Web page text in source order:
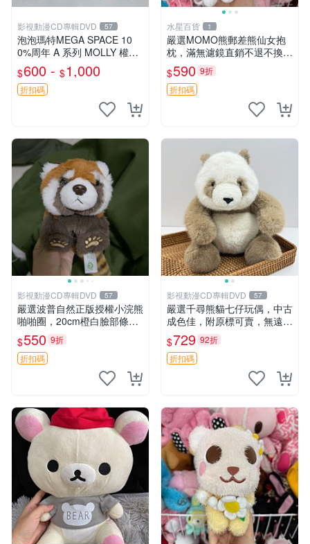
影視動漫CD專輯DVD 57
泡泡瑪特MEGA SPACE 10
0%周年 A 系列 MOLLY 權威
隱藏款 嚴選薄荷巧克力色 80
年代風味 權威推薦 合適收藏
$600 - $1,000
折扣碼
水星百貨 1
嚴選MOMO熊郵差熊仙女抱
枕，滿無濾鏡直銷不退不換
經典造型可愛必備 紅薯啵啵
間抱枕 抱枕 時尚
$590 9折
折扣碼
影視動漫CD專輯DVD 57
嚴選波普自然正版授權小浣熊
啪啪圈，20cm橙白臉部條紋
清晰，毛絨超萌贈品推薦。
小浣熊 波普 圈環
$550 9折
折扣碼
影視動漫CD專輯DVD 57
嚴選千尋熊貓七仔玩偶，中古
成色佳，附原標可賣，無遠方
一手送第二天即達 中古玩偶
熊貓七仔 千尋
$729 92折
折扣碼